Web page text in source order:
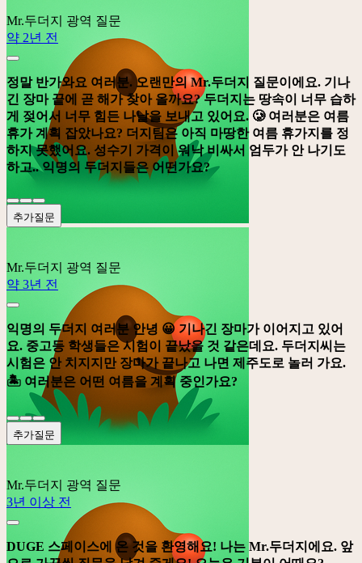
Mr.두더지
광역 질문
약 2년 전
정말 반가와요 여러분. 오랜만의 Mr.두더지 질문이에요. 기나
긴 장마 끝에 곧 해가 찾아 올까요? 두더지는 땅속이 너무 습하
게 젖어서 너무 힘든 나날을 보내고 있어요. 🥲 여러분은 여름
휴가 계획 잡았나요? 더지팀은 아직 마땅한 여름 휴가지를 정
하지 못했어요. 성수기 가격이 워낙 비싸서 엄두가 안 나기도
하고.. 익명의 두더지들은 어떤가요?
추가질문
Mr.두더지
광역 질문
약 3년 전
익명의 두더지 여러분 안녕 😀 기나긴 장마가 이어지고 있어
요. 중고등 학생들은 시험이 끝났을 것 같은데요. 두더지씨는
시험은 안 치지지만 장마가 끝나고 나면 제주도로 놀러 가요.
🏝️️ 여러분은 어떤 여름을 계획 중인가요?
추가질문
Mr.두더지
광역 질문
3년 이상 전
DUGE 스페이스에 온 것을 환영해요! 나는 Mr.두더지에요. 앞